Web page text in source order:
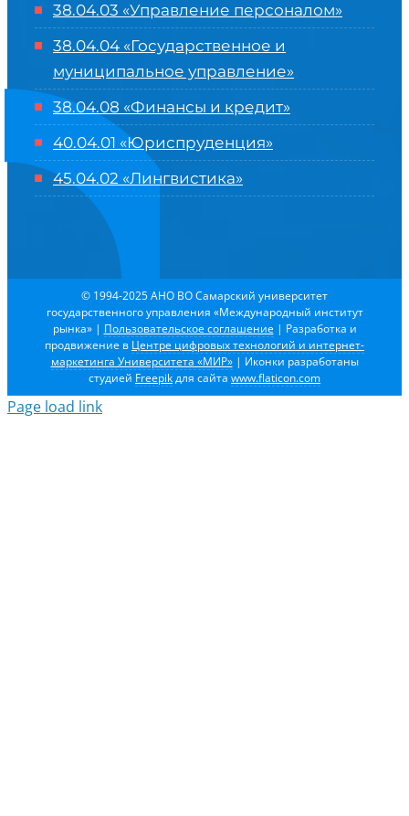
38.04.03 «Управление персоналом»
38.04.04 «Государственное и
муниципальное управление»
38.04.08 «Финансы и кредит»
40.04.01 «Юриспруденция»
45.04.02 «Лингвистика»
© 1994-2025 АНО ВО Самарский университет
государственного управления «Международный институт
рынка» | Пользовательское соглашение | Разработка и
продвижение в Центре цифровых технологий и интернет-
маркетинга Университета «МИР»| Иконки разработаны
студией Freepikдля сайта www.flaticon.com
Page load link